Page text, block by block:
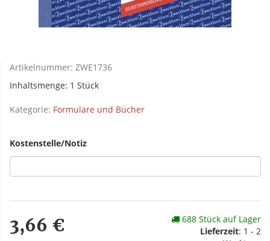
Artikelnummer: ZWE1736
Inhaltsmenge: 1 Stück
Kategorie: Formulare und Bücher
Kostenstelle/Notiz
3,66 €
688 Stück auf Lager
Lieferzeit: 1 - 2